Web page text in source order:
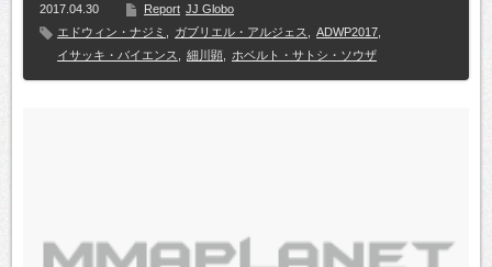
2017.04.30 Report JJ Globo
エドウィン・ナジミ
ガブリエル・アルジェス ADWP2017
イサッキ・バイエンス
細川顕 ホベルト・サトシ・ソウザ